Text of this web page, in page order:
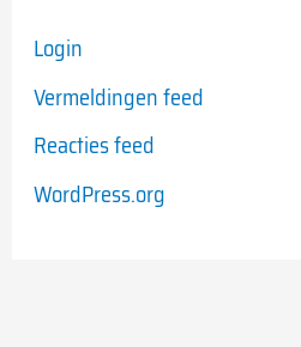
Login
Vermeldingen feed
Reacties feed
WordPress.org